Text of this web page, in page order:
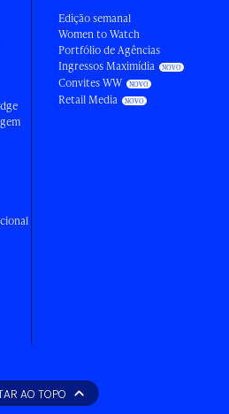
Edição semanal
Women to Watch
Portfólio de Agências
Ingressos Maximídia
Convites WW
Retail Media
AO TOPO